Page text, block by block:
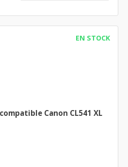
EN STOCK
Canon CL541 XL